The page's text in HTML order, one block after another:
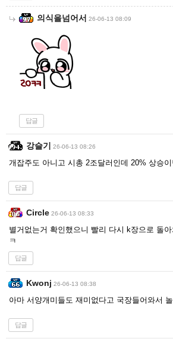
의식을넘어서 26-06-13 08:09
답글
강슬기 26-06-13 08:26
개잡주도 아니고 시총 2조달러인데 20% 상승
답글
Circle 26-06-13 08:33
별거없는거 확인했으니 빨리 다시 k장으로 돌
ㅋ
답글
Kwonj 26-06-13 08:38
아마 서양개미들도 재미없다고 국장들어와서
답글